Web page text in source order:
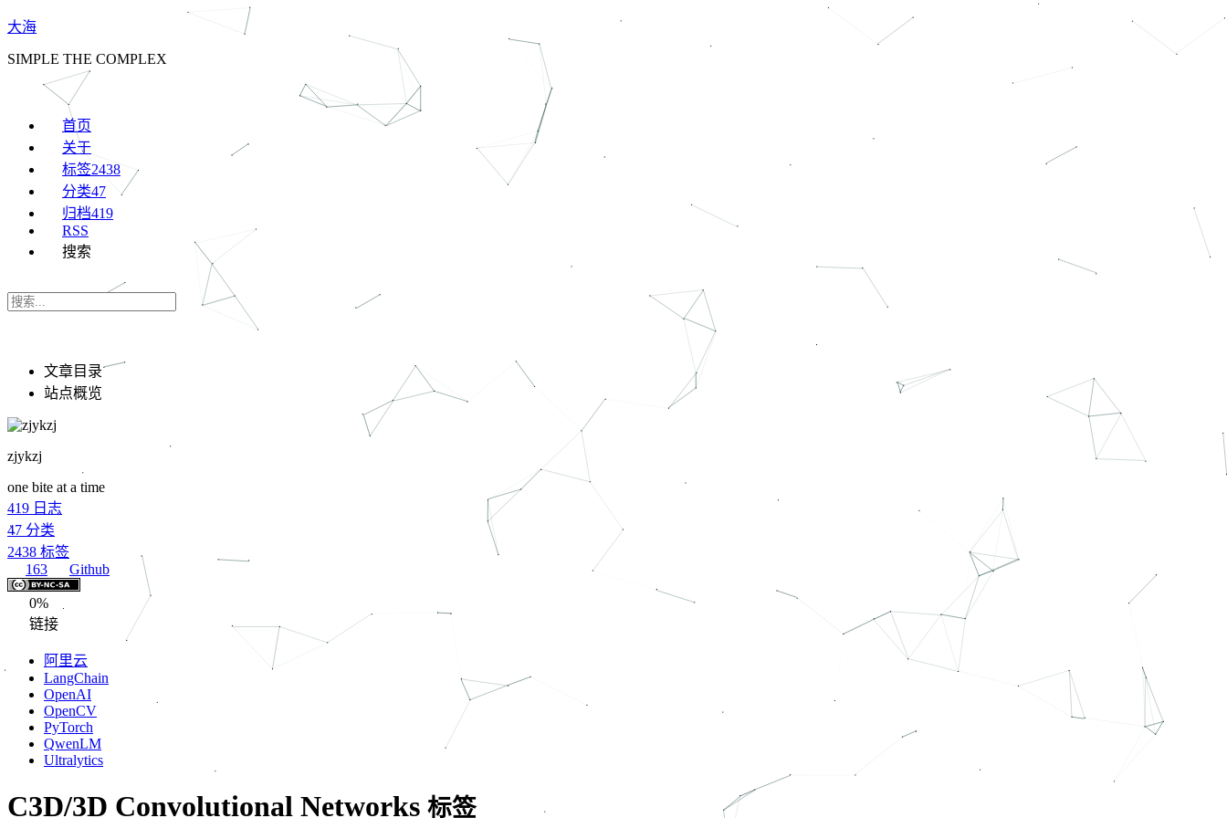
大海
SIMPLE THE COMPLEX
首页
关于
标签2438
分类47
归档419
RSS
搜索
文章目录
站点概览
zjykzj
one bite at a time
419 日志
47 分类
2438 标签
163
Github
0%
链接
阿里云
LangChain
OpenAI
OpenCV
PyTorch
QwenLM
Ultralytics
C3D/3D Convolutional Networks 标签